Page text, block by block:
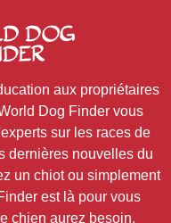
aux propriétaires
Dog Finder vous
sur les races de
dernières nouvelles du
un chiot ou simplement
est là pour vous
chien aurez besoin.